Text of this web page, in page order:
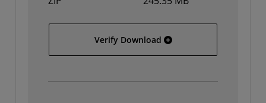
Verify Download Linux